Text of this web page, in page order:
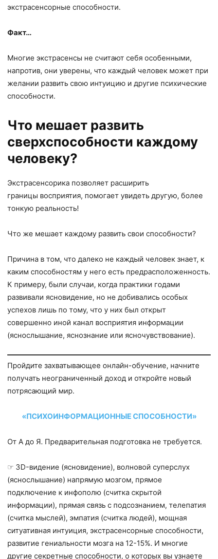
экстрасенсорные способности.
Факт…
Многие экстрасенсы не считают себя особенными,
напротив, они уверены, что каждый человек может при
желании развить свою интуицию и другие психические
способности.
Что мешает развить
сверхспособности каждому
человеку?
Экстрасенсорика позволяет расширить
границы восприятия, помогает увидеть другую, более
тонкую реальность!
Что же мешает каждому развить свои способности?
Причина в том, что далеко не каждый человек знает, к
каким способностям у него есть предрасположенность.
К примеру, были случаи, когда практики годами
развивали ясновидение, но не добивались особых
успехов лишь по тому, что у них был открыт
совершенно иной канал восприятия информации
(яснослышание, яснознание или ясночувствование).
Пройдите захватывающее онлайн-обучение, начните
получать неограниченный доход и откройте новый
потрясающий мир.
«ПСИХОИНФОРМАЦИОННЫЕ СПОСОБНОСТИ»
От А до Я. Предварительная подготовка не требуется.
☞ 3D-видение (ясновидение), волновой суперслух
(яснослышание) напрямую мозгом, прямое
подключение к инфополю (считка скрытой
информации), прямая связь с подсознанием, телепатия
(считка мыслей), эмпатия (считка людей), мощная
ситуативная интуиция, экстрасенсорные способности,
развитие гениальности мозга на 12-15%. И многие
другие секретные способности, о которых вы узнаете